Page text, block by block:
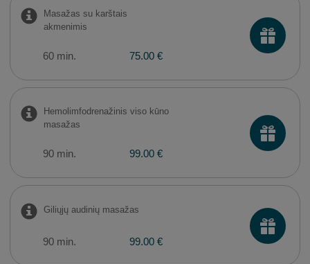
Masažas su karštais
akmenimis
60 min. 75.00 €
Hemolimfodrenažinis viso kūno
masažas
90 min. 99.00 €
Giliųjų audinių masažas
90 min. 99.00 €